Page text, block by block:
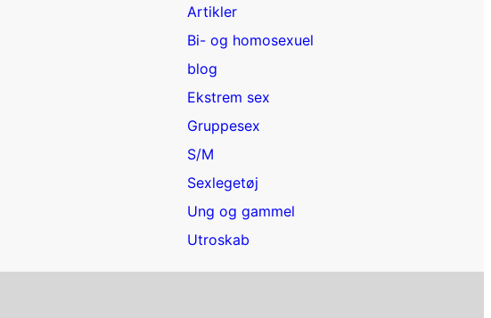
Artikler
Bi- og homosexuel
blog
Ekstrem sex
Gruppesex
S/M
Sexlegetøj
Ung og gammel
Utroskab